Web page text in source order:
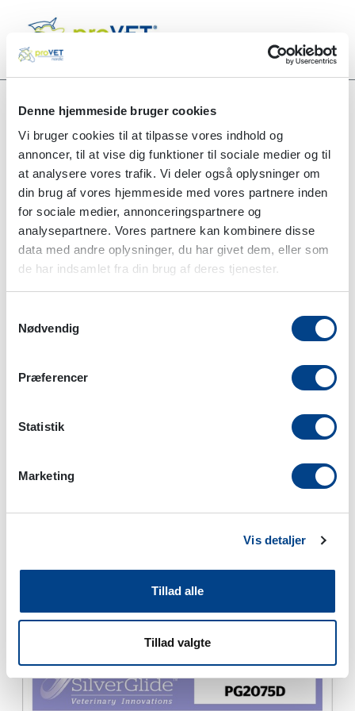
Denne hjemmeside bruger cookies
Vi bruger cookies til at tilpasse vores indhold og
annoncer, til at vise dig funktioner til sociale medier og til
at analysere vores trafik. Vi deler også oplysninger om
din brug af vores hjemmeside med vores partnere inden
for sociale medier, annonceringspartnere og
analysepartnere. Vores partnere kan kombinere disse
data med andre oplysninger, du har givet dem, eller som
de har indsamlet fra din brug af deres tjenester.
Nødvendig
Præferencer
Statistik
Marketing
Vis detaljer
Tillad alle
Tillad valgte
SUTUR
Sutur PG20726D Polyglycolic Acid 36 stk